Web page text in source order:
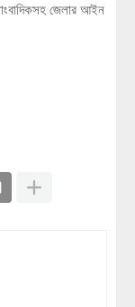
জেলার আইন